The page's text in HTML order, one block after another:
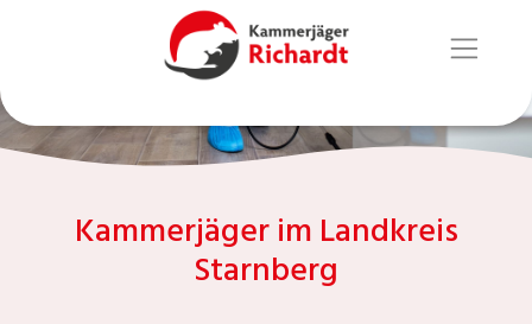
Kammerjäger im Landkreis
Starnberg